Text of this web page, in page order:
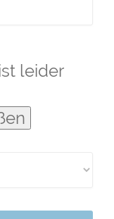
leider